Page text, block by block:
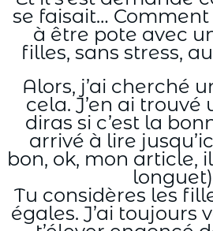
se faisait…
à être pote avec
filles, sans stress,
Alors, j’ai cherché
cela. J’en ai trouvé
diras si c’est la
arrivé à lire
bon, ok, mon article,
Tu considères les
égales. J’ai toujours